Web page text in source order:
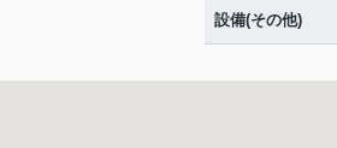
設備(その他)